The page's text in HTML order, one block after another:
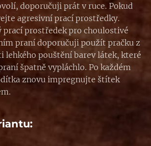
doporučuji prát v ruce. Pokud
agresivní prací prostředky.
prací prostředek pro choulostivé
praní doporučuji použít pračku z
lehkého pouštění barev látek, které
špatně vypláchlo. Po každém
znovu impregnujte štítek